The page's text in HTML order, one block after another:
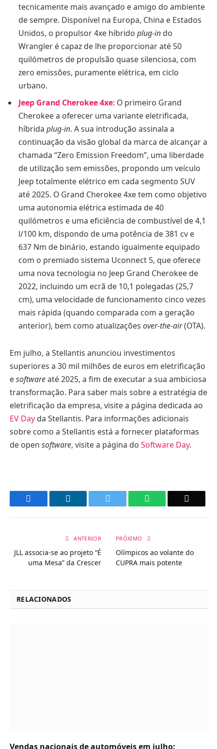
tecnicamente mais avançado e amigo do ambiente
de sempre. Disponível na Europa, China e Estados
Unidos, o propulsor 4xe híbrido plug-in do
Wrangler é capaz de lhe proporcionar até 50
quilómetros de propulsão quase silenciosa, com
zero emissões, puramente elétrica, em ciclo
urbano.
Jeep Grand Cherokee 4xe: O primeiro Grand
Cherokee a oferecer uma variante eletrificada,
híbrida plug-in. A sua introdução assinala a
continuação da visão global da marca de alcançar a
chamada “Zero Emission Freedom”, uma liberdade
de utilização sem emissões, propondo um veículo
Jeep totalmente elétrico em cada segmento SUV
até 2025. O Grand Cherokee 4xe tem como objetivo
uma autonomia elétrica estimada de 40
quilómetros e uma eficiência de combustível de 4,1
l/100 km, dispondo de uma potência de 381 cv e
637 Nm de binário, estando igualmente equipado
com o premiado sistema Uconnect 5, que oferece
uma nova tecnologia no Jeep Grand Cherokee de
2022, incluindo um ecrã de 10,1 polegadas (25,7
cm), uma velocidade de funcionamento cinco vezes
mais rápida (quando comparada com a geração
anterior), bem como atualizações over-the-air(OTA).
Em julho, a Stellantis anunciou investimentos
superiores a 30 mil milhões de euros em eletrificação
esoftwareaté 2025, a fim de executar a sua ambiciosa
transformação. Para saber mais sobre a estratégia de
eletrificação da empresa, visite a página dedicada ao
EV Day da Stellantis. Para informações adicionais
sobre como a Stellantis está a fornecer plataformas
de open software, visite a página do Software Day.
WhatsApp
ANTERIOR
JLL associa-se ao projeto “É
uma Mesa” da Crescer
PRÓXIMO
Olímpicos ao volante do
CUPRA mais potente
RELACIONADOS
Vendas nacionais de automóveis em julho: